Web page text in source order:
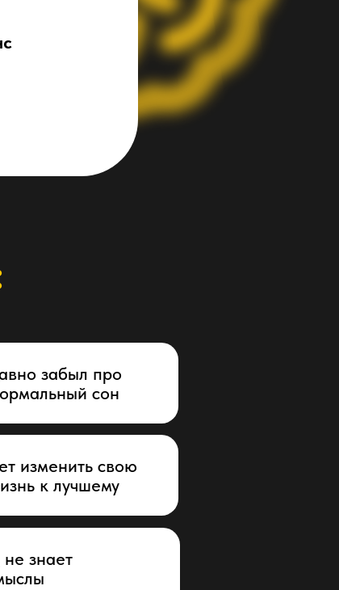
знает
забыл про
сон
изменить свою
к лучшему